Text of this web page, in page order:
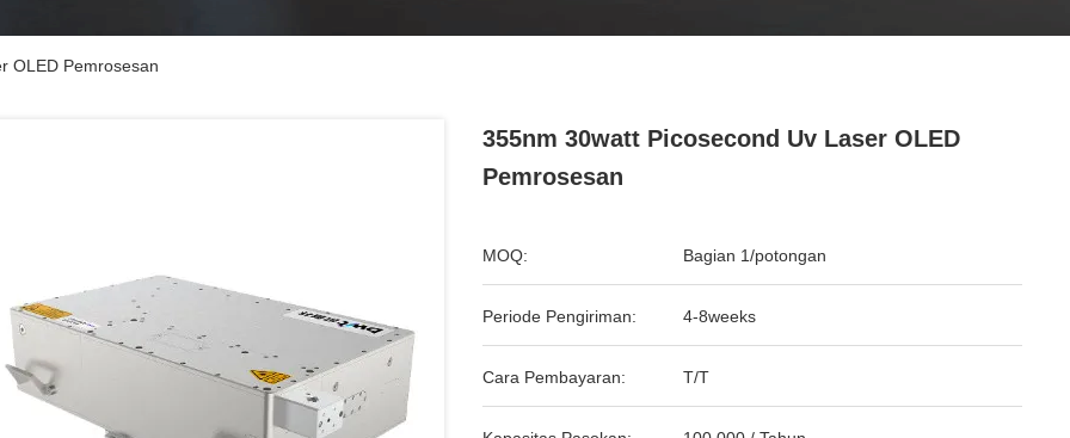
OLED Pemrosesan
355nm 30watt Picosecond Uv Laser OLED
Pemrosesan
MOQ: Bagian 1/potongan
Periode Pengiriman: 4-8weeks
Cara Pembayaran: T/T